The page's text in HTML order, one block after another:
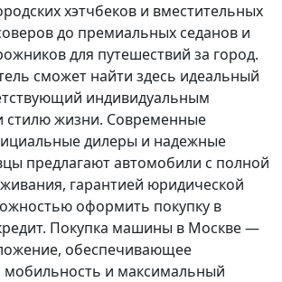
хэтчбеков и вместительных
до премиальных седанов и
для путешествий за город.
сможет найти здесь идеальный
индивидуальным
стилю жизни. Современные
дилеры и надежные
предлагают автомобили с полной
гарантией юридической
оформить покупку в
Покупка машины в Москве —
обеспечивающее
мобильность и максимальный